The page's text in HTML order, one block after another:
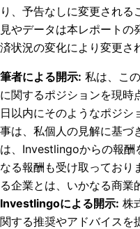
り、予告なしに変更され
見やデータは本レポート
済状況の変化により変更さ
筆者による開示: 私は、こ
に関するポジションを現時
日以内にそのようなポジシ
事は、私個人の見解に基づ
は、Investlingoからの報酬
なる報酬も受け取っており
る企業とは、いかなる商業
Investlingoによる開示: 株
関する推奨やアドバイスを